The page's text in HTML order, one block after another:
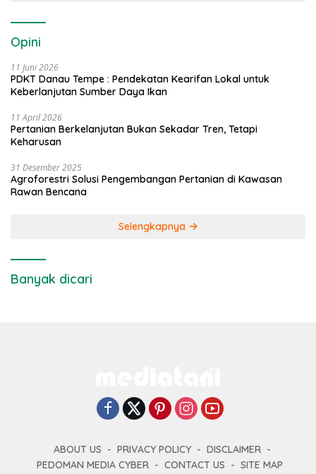
Opini
11 Juni 2026
PDKT Danau Tempe : Pendekatan Kearifan Lokal untuk
Keberlanjutan Sumber Daya Ikan
11 April 2026
Pertanian Berkelanjutan Bukan Sekadar Tren, Tetapi
Keharusan
31 Desember 2025
Agroforestri Solusi Pengembangan Pertanian di Kawasan
Rawan Bencana
Selengkapnya
Banyak dicari
ABOUT US PRIVACY POLICY
DISCLAIMER
PEDOMAN MEDIA CYBER
CONTACT US SITE MAP